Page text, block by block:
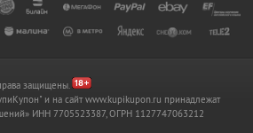
защищены.
и на сайт www.kupikupon.ru принадлежат
ИНН 7705523387, ОГРН 1127747063212